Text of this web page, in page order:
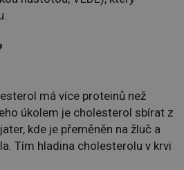
má více proteinů než
úkolem je cholesterol sbírat z
kde je přeměněn na žluč a
Tím hladina cholesterolu v krvi